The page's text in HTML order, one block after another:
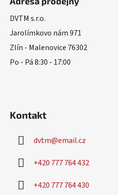
DVTM s.r.o.
Jarolímkovo nám 971
Zlín - Malenovice 76302
Po - Pá 8:30 - 17:00
Kontakt
dvtm@email.cz
+420 777 764 432
+420 777 764 430